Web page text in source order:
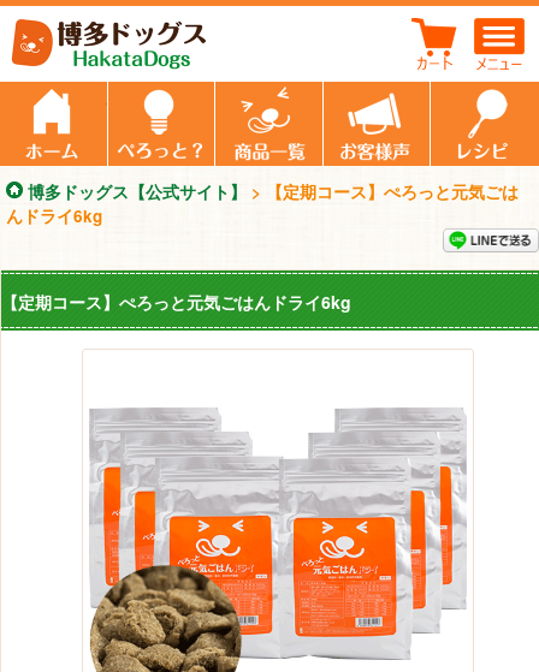
【定期コース】ぺろっと元気ごはんドライ6kg
ホーム ぺろっと元気ごはん商品一覧 飼い主さん
博多ドッグス【公式サイト】 >
【定期コース】ぺろっと元気ごは
んドライ6kg
【定期コース】ぺろっと元気ごはんドライ6kg